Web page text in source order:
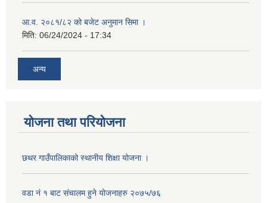
आ.व. २०८१/८२ को बजेट अनुमान सिमा ।
मिति: 06/24/2024 - 17:34
अन्य
योजना तथा परियोजना
छथर गाउँपालिकाको स्थानीय शिक्षा योजना ।
वडा नं १ बाट संचालम हुने योजनाहरु २०७५/७६